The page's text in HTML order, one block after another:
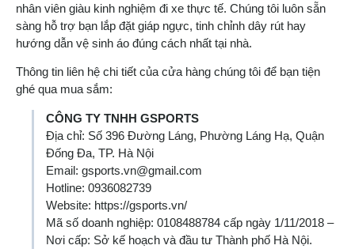
nhân viên giàu kinh nghiệm đi xe thực tế. Chúng tôi luôn sẵn
sàng hỗ trợ bạn lắp đặt giáp ngực, tinh chỉnh dây rút hay
hướng dẫn vệ sinh áo đúng cách nhất tại nhà.
Thông tin liên hệ chi tiết của cửa hàng chúng tôi để bạn tiện
ghé qua mua sắm:
CÔNG TY TNHH GSPORTS
Địa chỉ: Số 396 Đường Láng, Phường Láng Hạ, Quận
Đống Đa, TP. Hà Nội
Email: gsports.vn@gmail.com
Hotline: 0936082739
Website: https://gsports.vn/
Mã số doanh nghiệp: 0108488784 cấp ngày 1/11/2018 –
Nơi cấp: Sở kế hoạch và đầu tư Thành phố Hà Nội.